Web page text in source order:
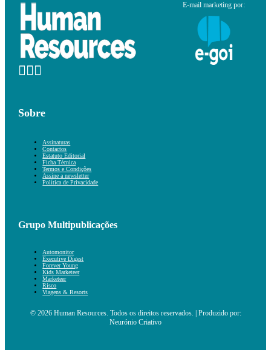
E-mail marketing por:
Sobre
Assinaturas
Contactos
Estatuto Editorial
Ficha Técnica
Termos e Condições
Assine a newsletter
Política de Privacidade
Grupo Multipublicações
Automonitor
Executive Digest
Forever Young
Kids Marketeer
Marketeer
Risco
Viagens & Resorts
© 2026 Human Resources. Todos os direitos reservados. | Produzido por:
Neurónio Criativo